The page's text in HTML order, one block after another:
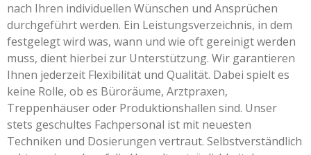
nach Ihren individuellen Wünschen und Ansprüchen
durchgeführt werden. Ein Leistungsverzeichnis, in dem
festgelegt wird was, wann und wie oft gereinigt werden
muss, dient hierbei zur Unterstützung. Wir garantieren
Ihnen jederzeit Flexibilität und Qualität. Dabei spielt es
keine Rolle, ob es Büroräume, Arztpraxen,
Treppenhäuser oder Produktionshallen sind. Unser
stets geschultes Fachpersonal ist mit neuesten
Techniken und Dosierungen vertraut. Selbstverständlich